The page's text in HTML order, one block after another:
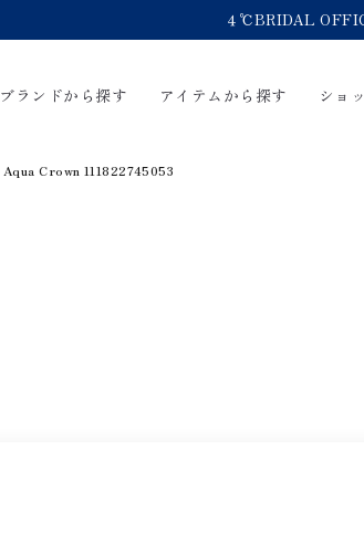
４℃BRIDAL
ブランドから探す アイテムから探す ショ
Aqua Crown 111822745053